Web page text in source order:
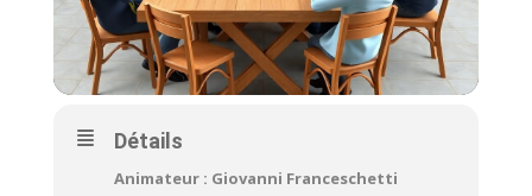
Détails
Animateur : Giovanni Franceschetti